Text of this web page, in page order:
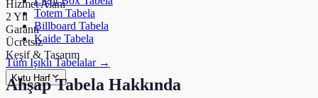
Totem Tabela
Billboard Tabela
Kaide Tabela
Tüm Işıklı Tabelalar →
Kutu Harf
Hizmet Alanı
2 Yıl
Garanti
Ücretsiz
Keşif & Tasarım
Ahşap Tabela Hakkında